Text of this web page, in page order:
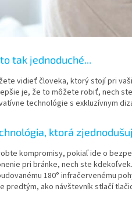
to tak jednoduché...
vidieť človeka, ktorý stojí pri
je, že to môžete robiť, nech ste
technológie s exkluzívnym
ktorá
kompromisy, pokiaľ ide o
pri bránke, nech ste
180° infračervenému
predtým, ako návštevník stlačí